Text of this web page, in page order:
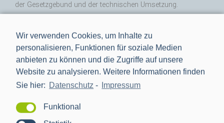
Wir verwenden Cookies, um Inhalte zu
personalisieren, Funktionen für soziale Medien
anbieten zu können und die Zugriffe auf unsere
Website zu analysieren. Weitere Informationen finden
Sie hier: Datenschutz - Impressum
Funktional
der Gesetzgebund und der technischen Umsetzung.
Teilnahme und Inputgeber für AGs rund um die
Digitalisierung der Energiewende
Teilnahme an Branchenkonsultationen rund um die
regulatorischen Weiterentwicklungen während der
Projektlaufzeit